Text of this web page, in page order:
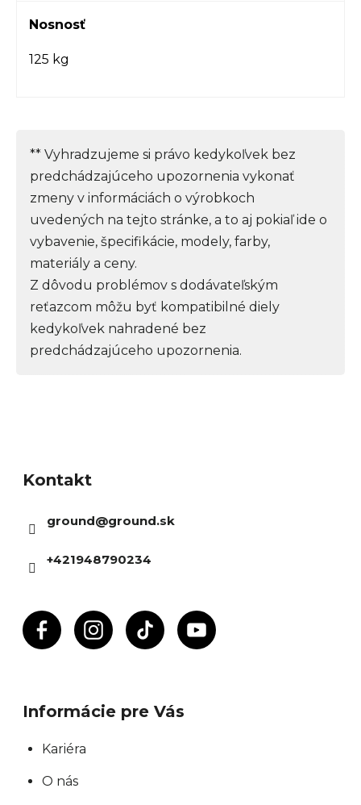
Nosnosť
125 kg
** Vyhradzujeme si právo kedykoľvek bez
predchádzajúceho upozornenia vykonať
zmeny v informáciách o výrobkoch
uvedených na tejto stránke, a to aj pokiaľ ide o
vybavenie, špecifikácie, modely, farby,
materiály a ceny.
Z dôvodu problémov s dodávateľským
reťazcom môžu byť kompatibilné diely
kedykoľvek nahradené bez
predchádzajúceho upozornenia.
Kontakt
ground@ground.sk
+421948790234
Informácie pre Vás
Kariéra
O nás